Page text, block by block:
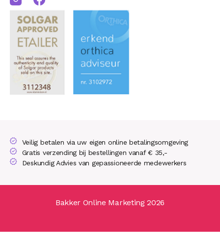
Veilig betalen via uw eigen online betalingsomgeving
Gratis verzending bij bestellingen vanaf € 35,-
Deskundig Advies van gepassioneerde medewerkers
Bakker Online Marketing 2026